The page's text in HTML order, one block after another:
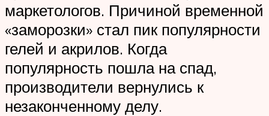
маркетологов. Причиной временной
«заморозки» стал пик популярности
гелей и акрилов. Когда
популярность пошла на спад,
производители вернулись к
незаконченному делу.